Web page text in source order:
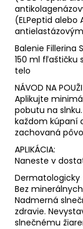
(ELPeptid
Balenie Fillerina
150 ml
telo
NÁVOD NA
Aplikujte
pobutu na
každom kúpaní
zachovaná
APLIKÁCIA:
Naneste v
Dermatologicky
Bez
Nadmerná
zdravie.
slnečnému